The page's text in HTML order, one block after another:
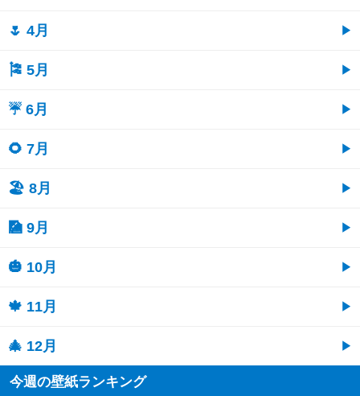
🌷 4月
🎏 5月
☔ 6月
🌻 7月
🏖 8月
🎑 9月
🎃 10月
🍁 11月
🎄 12月
今週の壁紙ランキング